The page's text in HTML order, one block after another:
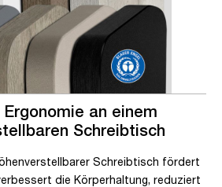
an einem
Schreibtisch
Schreibtisch fördert
die Körperhaltung, reduziert